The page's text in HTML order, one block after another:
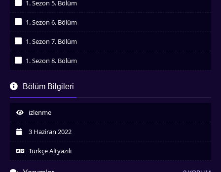
1. Sezon 5. Bölüm
1. Sezon 6. Bölüm
1. Sezon 7. Bölüm
1. Sezon 8. Bölüm
İzledim
İzledim
1. Sezon 10. Bölüm
İzledim
İzledim
İzledim
1. Sezon 13. Bölüm
Bölüm Bilgileri
izlenme
3 Haziran 2022
Türkçe Altyazılı